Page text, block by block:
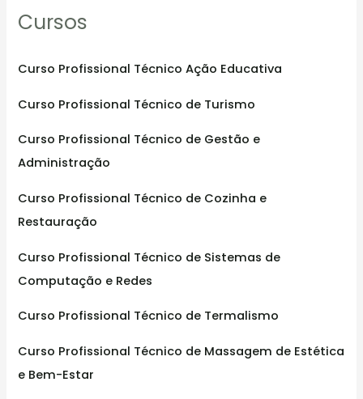
c
f
r
:
Cursos
Curso Profissional Técnico Ação Educativa
Curso Profissional Técnico de Turismo
Curso Profissional Técnico de Gestão e
Administração
Curso Profissional Técnico de Cozinha e
Restauração
Curso Profissional Técnico de Sistemas de
Computação e Redes
Curso Profissional Técnico de Termalismo
Curso Profissional Técnico de Massagem de Estética
e Bem-Estar